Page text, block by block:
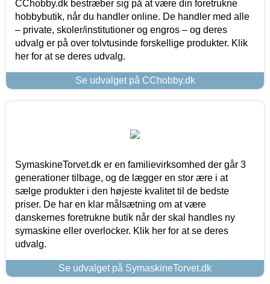
CChobby.dk bestræber sig på at være din foretrukne
hobbybutik, når du handler online. De handler med alle
– private, skoler/institutioner og engros – og deres
udvalg er på over tolvtusinde forskellige produkter. Klik
her for at se deres udvalg.
Se udvalget på CChobby.dk
SymaskineTorvet.dk er en familievirksomhed der går 3
generationer tilbage, og de lægger en stor ære i at
sælge produkter i den højeste kvalitet til de bedste
priser. De har en klar målsætning om at være
danskernes foretrukne butik når der skal handles ny
symaskine eller overlocker. Klik her for at se deres
udvalg.
Se udvalget på SymaskineTorvet.dk